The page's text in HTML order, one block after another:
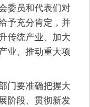
委员和代表们对
予充分肯定，并
传统产业、加大
业、推动重大项
要准确把握大
阶段、贯彻新发